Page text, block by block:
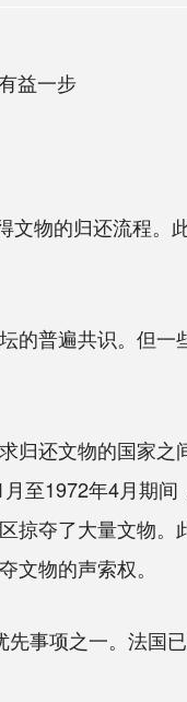
益一步
物的归还流程。
普遍共识。但一
还文物的国家之
至1972年4月期
夺了大量文物
物的声索权。
项之一。法国